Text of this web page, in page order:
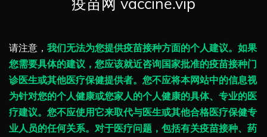
请注意， 我们无法为您提供疫苗接种方面的个人建议。如果
您需要具体的建议，您应该就近咨询国家批准的疫苗接种门
诊医生或其他医疗保健提供者。您不应将本网站中的信息视
为针对您的个人健康或您家人的个人健康的具体、专业的医
疗建议。您不应使用它来取代与医生或其他合格医疗保健专
业人员的任何关系。对于医疗问题，包括有关疫苗接种、药